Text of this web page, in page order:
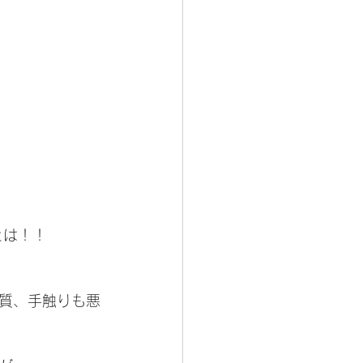
！！
、手触りも悪